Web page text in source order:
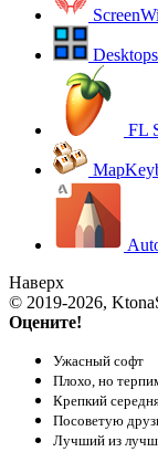
Desktops
FL
Наверх
© 2019-2026,
Оцените!
Ужасный софт
Плохо, но
Крепкий
Посоветую
Лучший из